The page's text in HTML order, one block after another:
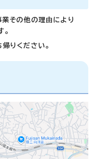
業その他の理由により
りください。